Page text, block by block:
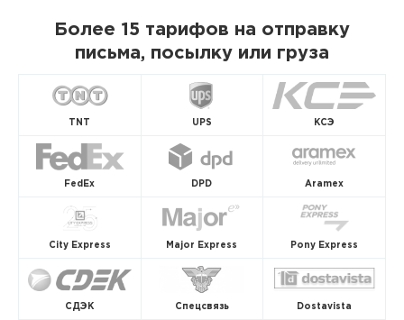
Более 15 тарифов на отправку
письма, посылку или груза
TNT UPS КСЭ
FedEx DPD Aramex
City Express Major Express Pony Express
СДЭК Спецсвязь Dostavista